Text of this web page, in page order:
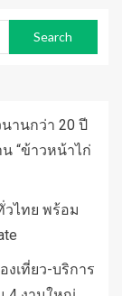
นานกว่า 20 ปี
“ข้าวหน้าไก่
วไทย พร้อม
เที่ยว-บริการ